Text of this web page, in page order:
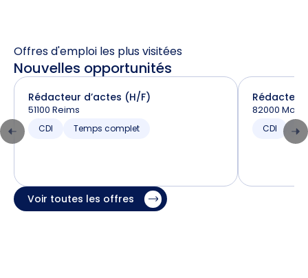
Offres d'emploi les plus visitées
Nouvelles opportunités
Rédacteur d’actes (H/F)
51100 Reims
CDI Temps complet
Rédacteur
82000
CDI
Voir toutes les offres